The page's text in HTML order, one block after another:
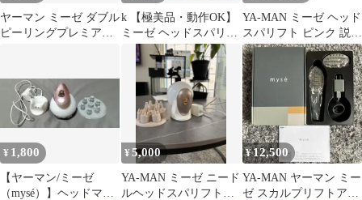
ヤーマン ミーゼ ダブル
ピーリングプレミアム
k 【極美品・動作OK】
ミーゼ ヘッドスパリフ
ト MS-30N ヤーマン
YA-MAN ミーゼ ヘッド
スパリフト ピンク 説明
書付き 箱なし MS-30P
¥ 1,800
【ヤーマン/ミーゼ
（mysé）】ヘッドマッ
¥5,000
YA-MAN ミーゼ ニード
ルヘッドスパリフト
¥12,500
YA-MAN ヤーマン ミー
ゼ スカルプリフトアク